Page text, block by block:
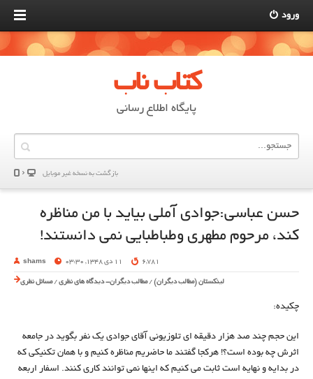
ورود
کتاب ناب
پایگاه اطلاع رسانی
بازگشت به نسخه غير موبایل
حسن عباسی:جوادی آملی بیاید با من مناظره
کند، مرحوم مطهری وطباطبایی نمی دانستند!
shams 11 دی 1348, 03:30 6,781
لینکستان (مطالب دیگران) /مطالب دیگران- دیدگاه های نظری /مسائل نظری
چکیده:
این حجم چند صد هزار دقیقه ای تلوزیونی آقای جوادی یک نفر بگوید در جامعه
اثرش چه بوده است؟! هرکجا گفتند ما حاضریم مناظره کنیم و با همان تکنیکی که
در بدایه و نهایه است ثابت می کنیم که اینها نمی توانند کاری کنند. اسفار اربعه